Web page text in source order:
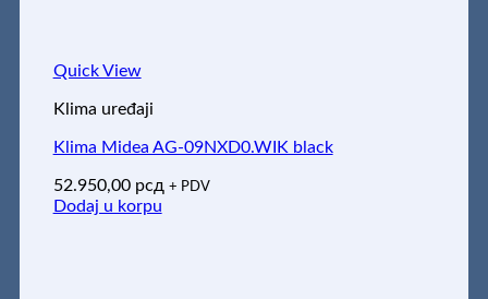
Quick View
Klima uređaji
Klima Midea AG-09NXD0.WIK black
52.950,00 рсд + PDV
Dodaj u korpu